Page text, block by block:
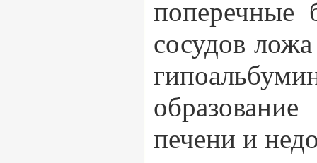
поперечные
сосудов
печени и